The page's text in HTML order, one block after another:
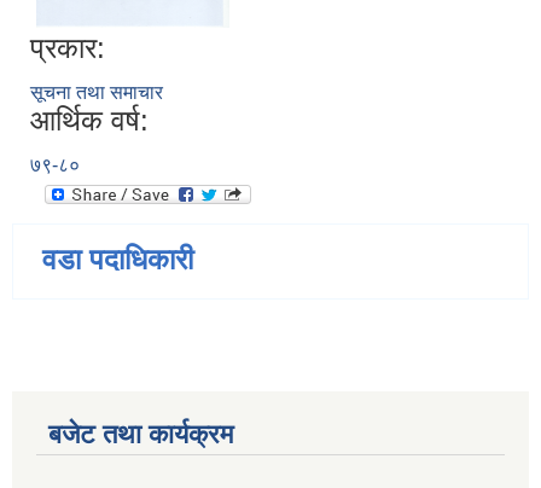
प्रकार:
सूचना तथा समाचार
आर्थिक वर्ष:
७९-८०
वडा पदाधिकारी
बजेट तथा कार्यक्रम